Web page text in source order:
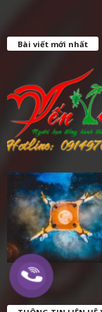
Bài viết mới nhất